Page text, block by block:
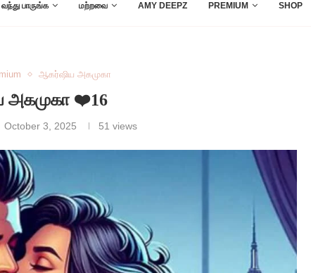
வந்து பாருங்க மற்றவை AMY DEEPZ PREMIUM SHOP
ஆகர்ஷிய அகமுகா
அகமுகா ❤️16
October 3, 2025 51 views